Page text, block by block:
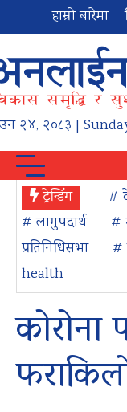
हाम्रो बारेमा
२४, २०८३ |
ट्रेन्डिंग #
# लागुपदार्थ
#
प्रतिनिधिसभा
#
health
कोरोना